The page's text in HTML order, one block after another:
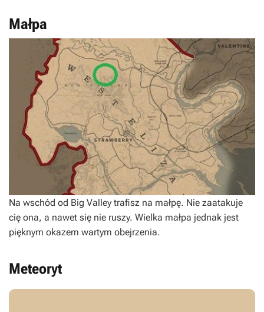
Małpa
Na wschód od Big Valley trafisz na małpę. Nie zaatakuje
cię ona, a nawet się nie ruszy. Wielka małpa jednak jest
pięknym okazem wartym obejrzenia.
Meteoryt